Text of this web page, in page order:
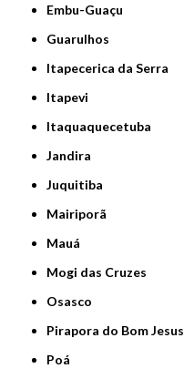
Embu-Guaçu
Guarulhos
Itapecerica da Serra
Itapevi
Itaquaquecetuba
Jandira
Juquitiba
Mairiporã
Mauá
Mogi das Cruzes
Osasco
Pirapora do Bom Jesus
Poá